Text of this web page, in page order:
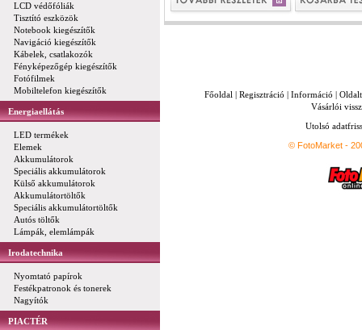
LCD védőfóliák
Tisztító eszközök
Notebook kiegészítők
Navigáció kiegészítők
Kábelek, csatlakozók
Fényképezőgép kiegészítők
Fotófilmek
Mobiltelefon kiegészítők
Energiaellátás
LED termékek
Elemek
Akkumulátorok
Speciális akkumulátorok
Külső akkumulátorok
Akkumulátortöltők
Speciális akkumulátortöltők
Autós töltők
Lámpák, elemlámpák
Irodatechnika
Nyomtató papírok
Festékpatronok és tonerek
Nagyítók
PIACTÉR
Főoldal | Regisztráció | Információ |
Vásárlói
Utolsó
© FotoMarket -